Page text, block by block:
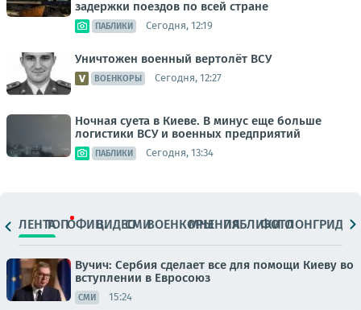
задержки поездов по всей стране
ПАБЛИКИ Сегодня, 12:19
Уничтожен военный вертолёт ВСУ
ВОЕНКОРЫ Сегодня, 12:27
Ночная суета в Киеве. В минус еще больше
логистики ВСУ и военных предприятий
ПАБЛИКИ Сегодня, 13:34
ЛЕНТАТОПОФИЦ.ВИДЕОСМИВОЕНКОРЫМНЕНИЯПАБЛИКИ
ФОТОЛОНГРИДЫ
Вучич: Сербия сделает все для помощи Киеву во
вступлении в Евросоюз
СМИ 15:24